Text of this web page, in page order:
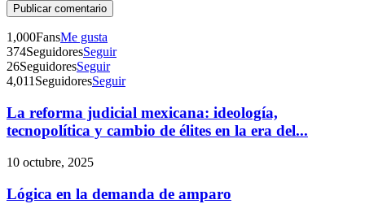
1,000FansMe gusta
374SeguidoresSeguir
26SeguidoresSeguir
4,011SeguidoresSeguir
La reforma judicial mexicana: ideología,
tecnopolítica y cambio de élites en la era del...
10 octubre, 2025
Lógica en la demanda de amparo